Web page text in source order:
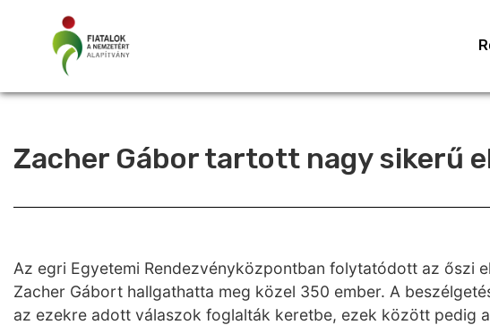
Zacher Gábor tartott nagy sikerű
Az egri Egyetemi Rendezvényközpontban folytatódott az őszi
Zacher Gábort hallgathatta meg közel 350 ember. A
az ezekre adott válaszok foglalták keretbe, ezek között pedig